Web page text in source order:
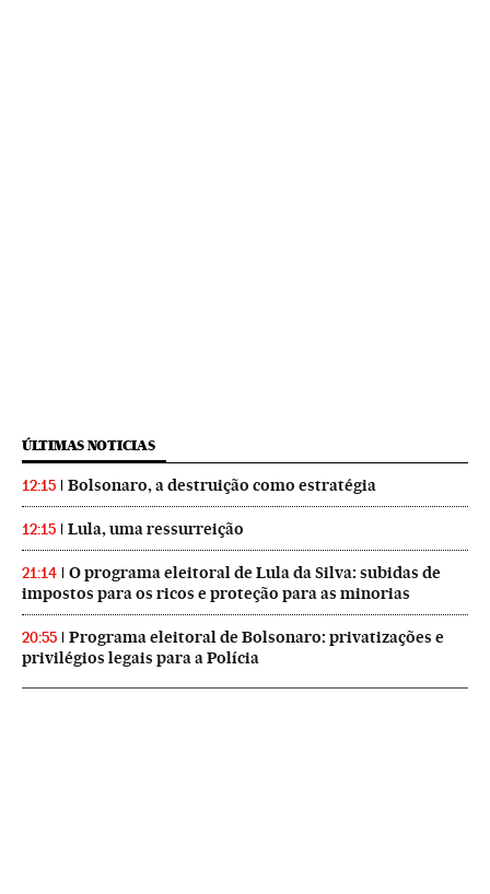
ÚLTIMAS NOTICIAS
12:15 Bolsonaro, a destruição como estratégia
12:15 Lula, uma ressurreição
21:14
O programa eleitoral de Lula da Silva: subidas de
impostos para os ricos e proteção para as minorias
20:55
Programa eleitoral de Bolsonaro: privatizações e
privilégios legais para a Polícia